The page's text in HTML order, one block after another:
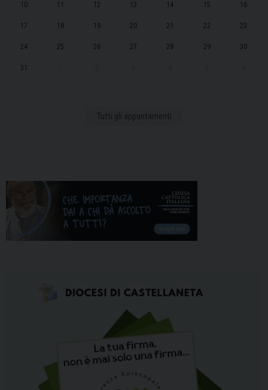
10 11 12 13 14 15 16
17 18 19 20 21 22 23
24 25 26 27 28 29 30
31
Tutti gli appuntamenti